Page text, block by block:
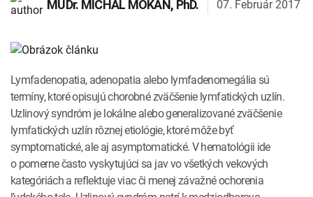
MUDr. MICHAL MOKÁŇ, PhD. 07. Február 2017
Lymfadenopatia, adenopatia alebo lymfadenomegália sú
termíny, ktoré opisujú chorobné zväčšenie lymfatických uzlín.
Uzlinový syndróm je lokálne alebo generalizované zväčšenie
lymfatických uzlín rôznej etiológie, ktoré môže byť
symptomatické, ale aj asymptomatické. V hematológii ide
o pomerne často vyskytujúci sa jav vo všetkých vekových
kategóriách a reflektuje viac či menej závažné ochorenia